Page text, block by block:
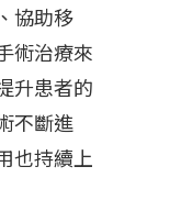
協助移
術治療來
升患者的
不斷進
也持續上